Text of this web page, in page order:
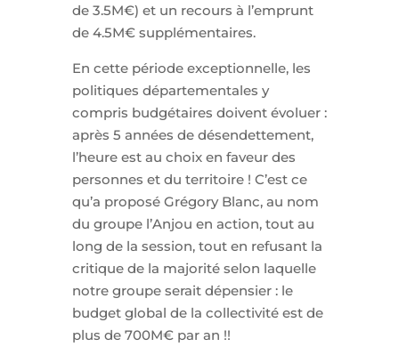
de 3.5M€) et un recours à l’emprunt
de 4.5M€ supplémentaires.
En cette période exceptionnelle, les
politiques départementales y
compris budgétaires doivent évoluer :
après 5 années de désendettement,
l’heure est au choix en faveur des
personnes et du territoire ! C’est ce
qu’a proposé Grégory Blanc, au nom
du groupe l’Anjou en action, tout au
long de la session, tout en refusant la
critique de la majorité selon laquelle
notre groupe serait dépensier : le
budget global de la collectivité est de
plus de 700M€ par an !!